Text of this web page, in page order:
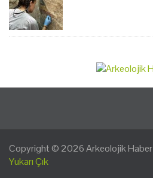
Copyright © 2026Arkeolojik Haber
Yukarı Çık